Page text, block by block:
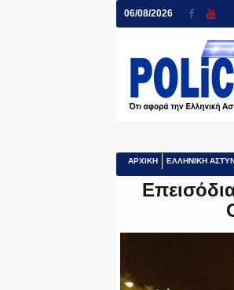
06/08/2026
ΑΡΧΙΚΗ ΕΛΛΗΝΙΚΗ